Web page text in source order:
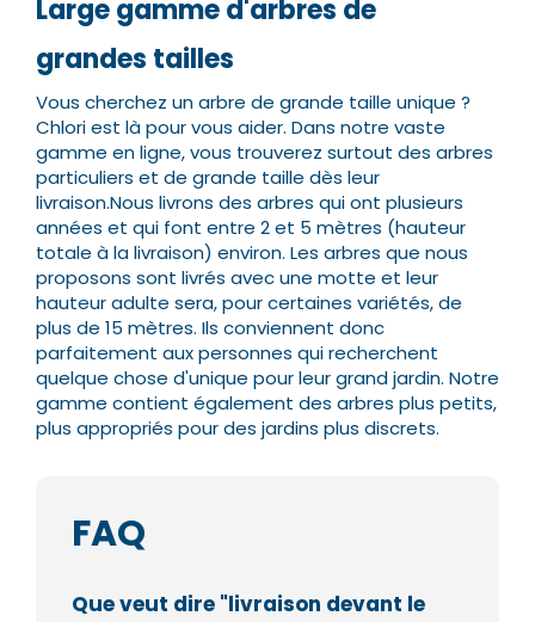
Large gamme d'arbres de
grandes tailles
Vous cherchez un arbre de grande taille unique ?
Chlori est là pour vous aider. Dans notre vaste
gamme en ligne, vous trouverez surtout des arbres
particuliers et de grande taille dès leur
livraison.Nous livrons des arbres qui ont plusieurs
années et qui font entre 2 et 5 mètres (hauteur
totale à la livraison) environ. Les arbres que nous
proposons sont livrés avec une motte et leur
hauteur adulte sera, pour certaines variétés, de
plus de 15 mètres. Ils conviennent donc
parfaitement aux personnes qui recherchent
quelque chose d'unique pour leur grand jardin. Notre
gamme contient également des arbres plus petits,
plus appropriés pour des jardins plus discrets.
FAQ
Que veut dire "livraison devant le